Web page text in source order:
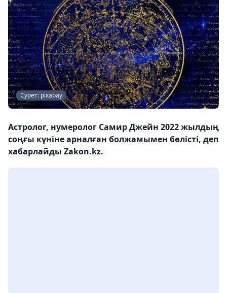
Сурет: pixabay
Астролог, нумеролог Самир Джейн 2022 жылдың
соңғы күніне арналған болжамымен бөлісті, деп
хабарлайды Zakon.kz.